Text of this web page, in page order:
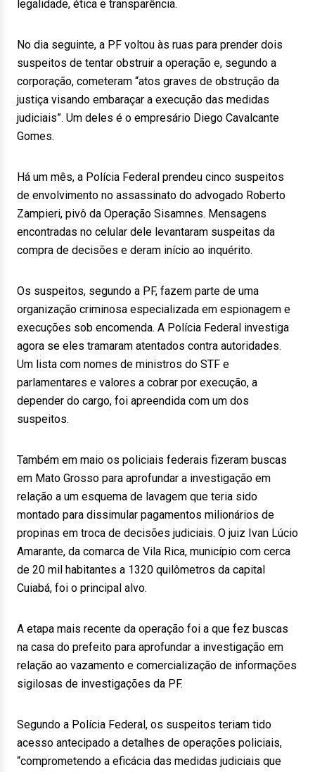
legalidade, ética e transparência.
No dia seguinte, a PF voltou às ruas para prender dois
suspeitos de tentar obstruir a operação e, segundo a
corporação, cometeram “atos graves de obstrução da
justiça visando embaraçar a execução das medidas
judiciais”. Um deles é o empresário Diego Cavalcante
Gomes.
Há um mês, a Polícia Federal prendeu cinco suspeitos
de envolvimento no assassinato do advogado Roberto
Zampieri, pivô da Operação Sisamnes. Mensagens
encontradas no celular dele levantaram suspeitas da
compra de decisões e deram início ao inquérito.
Os suspeitos, segundo a PF, fazem parte de uma
organização criminosa especializada em espionagem e
execuções sob encomenda. A Polícia Federal investiga
agora se eles tramaram atentados contra autoridades.
Um lista com nomes de ministros do STF e
parlamentares e valores a cobrar por execução, a
depender do cargo, foi apreendida com um dos
suspeitos.
Também em maio os policiais federais fizeram buscas
em Mato Grosso para aprofundar a investigação em
relação a um esquema de lavagem que teria sido
montado para dissimular pagamentos milionários de
propinas em troca de decisões judiciais. O juiz Ivan Lúcio
Amarante, da comarca de Vila Rica, município com cerca
de 20 mil habitantes a 1320 quilômetros da capital
Cuiabá, foi o principal alvo.
A etapa mais recente da operação foi a que fez buscas
na casa do prefeito para aprofundar a investigação em
relação ao vazamento e comercialização de informações
sigilosas de investigações da PF.
Segundo a Polícia Federal, os suspeitos teriam tido
acesso antecipado a detalhes de operações policiais,
“comprometendo a eficácia das medidas judiciais que